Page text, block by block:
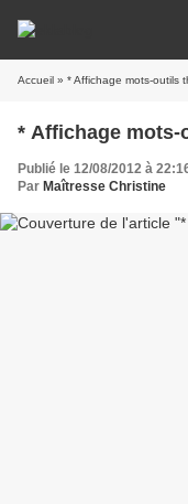
Accueil » * Affichage mots-outils
* Affichage
Publié le 12/08/2012 à
Par Maîtresse Christine